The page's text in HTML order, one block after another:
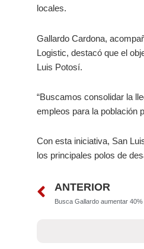
locales.
Gallardo Cardona,
Logistic, destacó que el
Luis Potosí.
“Buscamos consolidar la
empleos para la población
Con esta iniciativa, San
los principales polos de
Prev
ANTERIOR
Busca Gallardo aumentar